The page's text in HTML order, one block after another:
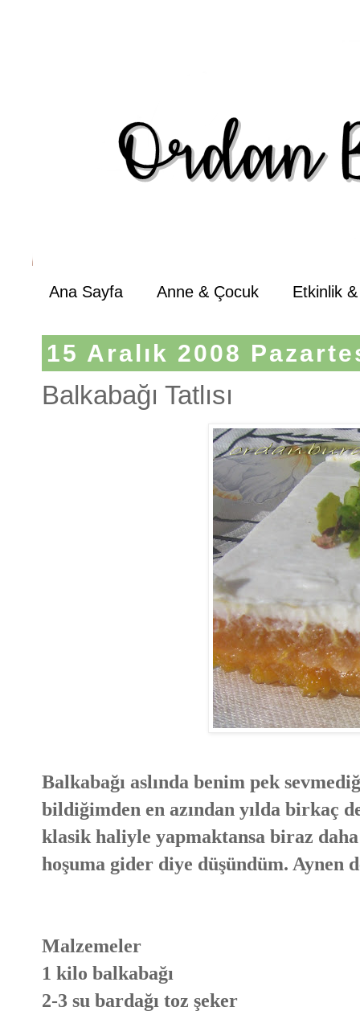
Ana Sayfa Anne & Çocuk Etkinlik
15 Aralık 2008
Balkabağı Tatlısı
Balkabağı aslında benim pek
bildiğimden en azından yılda birkaç
klasik haliyle yapmaktansa biraz
hoşuma gider diye düşündüm. Aynen
Malzemeler
1 kilo balkabağı
2-3 su bardağı toz şeker